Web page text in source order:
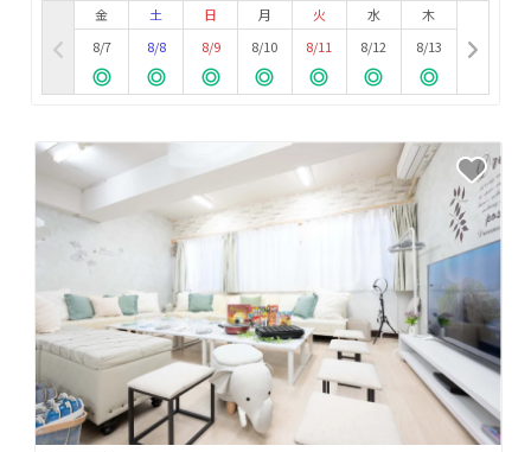
金
8/7
土
8/8
日
8/9
月
8/10
火
8/11
水
8/12
木
8/13